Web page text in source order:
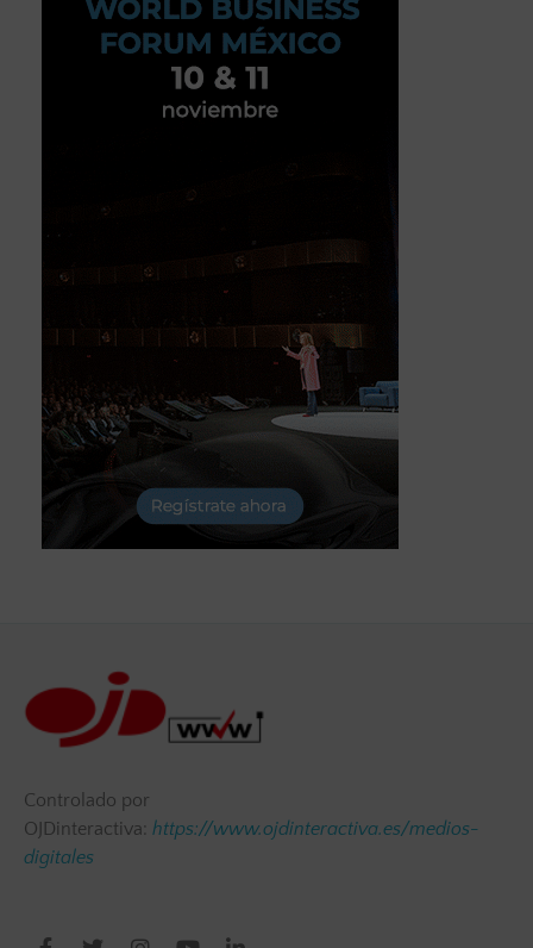
Controlado por
OJDinteractiva: https://www.ojdinteractiva.es/medios-
digitales